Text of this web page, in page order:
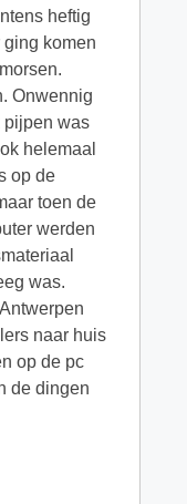
heftig
ging komen
Onwennig
pijpen was
helemaal
op de
toen de
werden
was.
naar huis
op de pc
de dingen